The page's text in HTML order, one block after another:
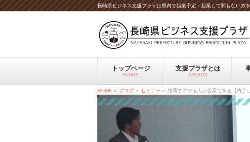
長崎県ビジネス支援プラザは県内で起業予定・起業して間もない方
トップページ
HOME
支援プラザとは
ABOUT
HOME » ブログ » セミナー » 結局すぐやる人が起業できる【終了